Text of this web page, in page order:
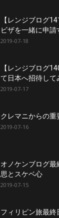
【レンジブログ
ビザを一緒に申請
2019-07-18
【レンジブログ
て日本へ招待して
2019-07-17
クレマニからの重
2019-07-16
オノケンブログ
思とスケベ心
2019-07-15
フィリピン旅最